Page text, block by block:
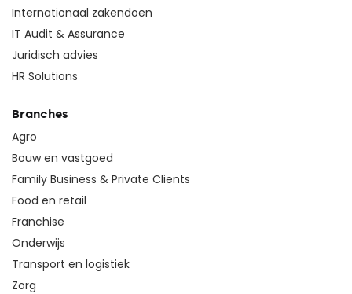
Internationaal zakendoen
IT Audit & Assurance
Juridisch advies
HR Solutions
Branches
Agro
Bouw en vastgoed
Family Business & Private Clients
Food en retail
Franchise
Onderwijs
Transport en logistiek
Zorg